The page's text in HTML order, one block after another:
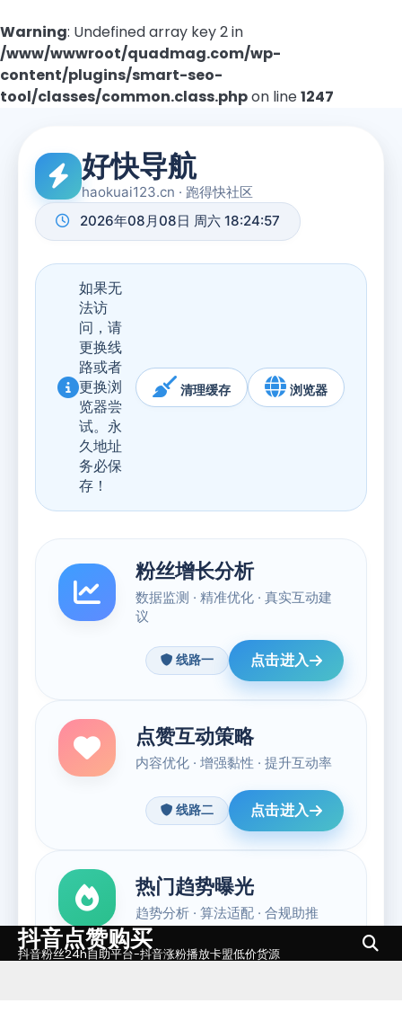
Warning: Undefined array key 2 in
/www/wwwroot/quadmag.com/wp-
content/plugins/smart-seo-
tool/classes/common.class.phpon line1247
Skip
to
抖音点赞购买
抖音粉丝24h自助平台-抖音涨粉播放卡盟低价货源